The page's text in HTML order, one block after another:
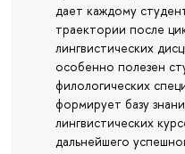
дает каждому
траектории после
лингвистических
особенно полезен
филологических
формирует базу
лингвистических
дальнейшего